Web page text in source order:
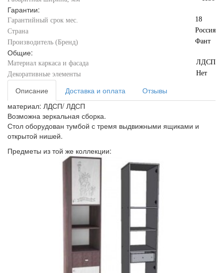
Гарантии:
Гарантийный срок мес.
18
Страна
Россия
Производитель (Бренд)
Фант
Общие:
Материал каркаса и фасада
ЛДСП
Декоративные элементы
Нет
Описание Доставка и оплата
Отзывы
материал: ЛДСП/ ЛДСП
Возможна зеркальная сборка.
Стол оборудован тумбой с тремя выдвижными ящиками и
открытой нишей.
Предметы из той же коллекции: